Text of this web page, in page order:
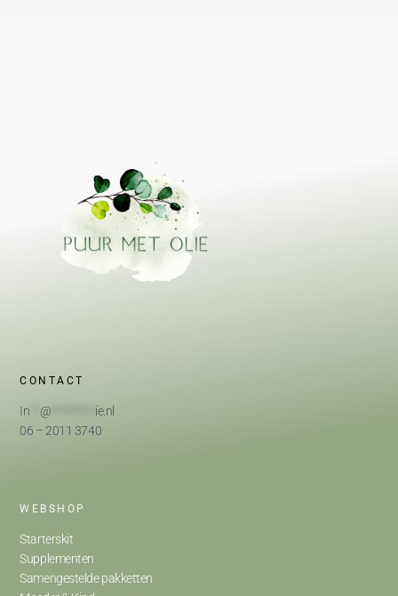
CONTACT
In @
ie.nl
06 – 2011 3740
WEBSHOP
Starterskit
Supplementen
Samengestelde pakketten